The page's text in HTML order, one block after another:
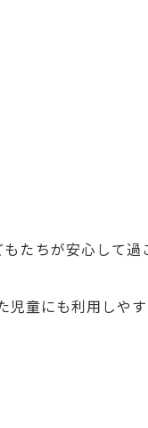
たちが安心して過
童にも利用しやす